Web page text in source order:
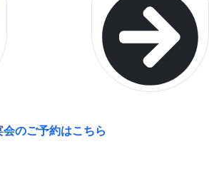
会のご予約はこちら